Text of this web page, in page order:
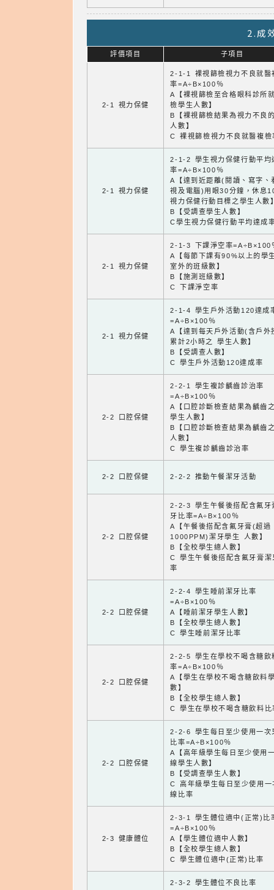
2.成
評價項目 子項目
2-1 視力保健
2-1-1 裸視篩檢視力不良就醫
率=A÷B×100％
A【裸視篩檢至合格眼科診所
檢學生人數】
B【裸視篩檢結果為視力不良
人數】
C 裸視篩檢視力不良就醫複檢
2-1 視力保健
2-1-2 學生視力保健行動平均
率=A÷B×100％
A【達到近距離(閱讀、寫字、
視及電腦)用眼30分鐘，休息
視力保健行動目標之學生人數
B【受調查學生人數】
C學生視力保健行動平均達成
2-1 視力保健
2-1-3 下課淨空率=A÷B×100
A【每節下課有90%以上的學
室外的班級數】
B【施測班級數】
C 下課淨空率
2-1 視力保健
2-1-4 學生戶外活動120達成
=A÷B×100％
A【達到每天戶外活動(含戶外
累計2小時之 學生人數】
B【受調查人數】
C 學生戶外活動120達成率
2-2 口腔保健
2-2-1 學生複診齲齒診治率
=A÷B×100％
A【口腔診斷檢查結果為齲齒
學生人數】
B【口腔診斷檢查結果為齲齒
人數】
C 學生複診齲齒診治率
2-2 口腔保健 2-2-2 推動午餐潔牙活動
2-2 口腔保健
2-2-3 學生午餐後搭配含氟牙
牙比率=A÷B×100％
A【午餐後搭配含氟牙膏(超過
1000PPM)潔牙學生 人數】
B【全校學生總人數】
C 學生午餐後搭配含氟牙膏潔
率
2-2 口腔保健
2-2-4 學生睡前潔牙比率
=A÷B×100％
A【睡前潔牙學生人數】
B【全校學生總人數】
C 學生睡前潔牙比率
2-2 口腔保健
2-2-5 學生在學校不喝含糖飲
率=A÷B×100％
A【學生在學校不喝含糖飲料
數】
B【全校學生總人數】
C 學生在學校不喝含糖飲料比
2-2 口腔保健
2-2-6 學生每日至少使用一次
比率=A÷B×100％
A【高年級學生每日至少使用
線學生人數】
B【受調查學生人數】
C 高年級學生每日至少使用一
線比率
2-3 健康體位
2-3-1 學生體位適中(正常)比
=A÷B×100％
A【學生體位適中人數】
B【全校學生總人數】
C 學生體位適中(正常)比率
2-3-2 學生體位不良比率